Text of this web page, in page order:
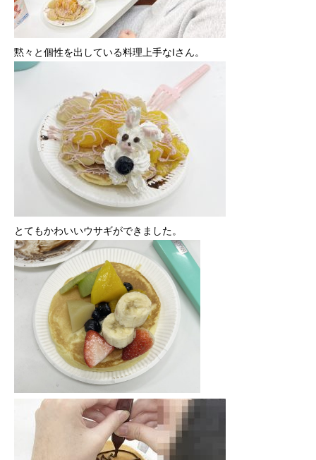
黙々と個性を出している料理上手なIさん。
とてもかわいいウサギができました。